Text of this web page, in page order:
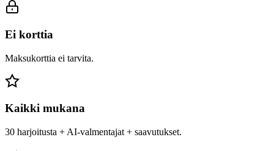
Ei korttia
Maksukorttia ei tarvita.
Kaikki mukana
30 harjoitusta + AI-valmentajat + saavutukset.